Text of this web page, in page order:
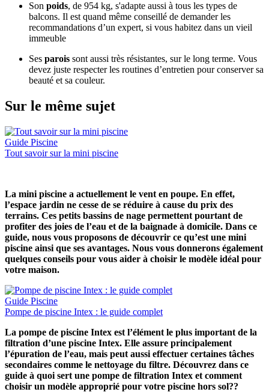
Son poids, de 954 kg, s'adapte aussi à tous les types de
balcons. Il est quand même conseillé de demander les
recommandations d’un expert, si vous habitez dans un vieil
immeuble
Ses parois sont aussi très résistantes, sur le long terme. Vous
devez juste respecter les routines d’entretien pour conserver sa
beauté et sa couleur.
Sur le même sujet
Guide Piscine
Tout savoir sur la mini piscine
La mini piscine a actuellement le vent en poupe. En effet,
l’espace jardin ne cesse de se réduire à cause du prix des
terrains. Ces petits bassins de nage permettent pourtant de
profiter des joies de l’eau et de la baignade à domicile. Dans ce
guide, nous vous proposons de découvrir ce qu’est une mini
piscine ainsi que ses avantages. Nous vous donnerons également
quelques conseils pour vous aider à choisir le modèle idéal pour
votre maison.
Guide Piscine
Pompe de piscine Intex : le guide complet
La pompe de piscine Intex est l’élément le plus important de la
filtration d’une piscine Intex. Elle assure principalement
l’épuration de l’eau, mais peut aussi effectuer certaines tâches
secondaires comme le nettoyage du filtre. Découvrez dans ce
guide à quoi sert une pompe de filtration Intex et comment
choisir un modèle approprié pour votre piscine hors sol??